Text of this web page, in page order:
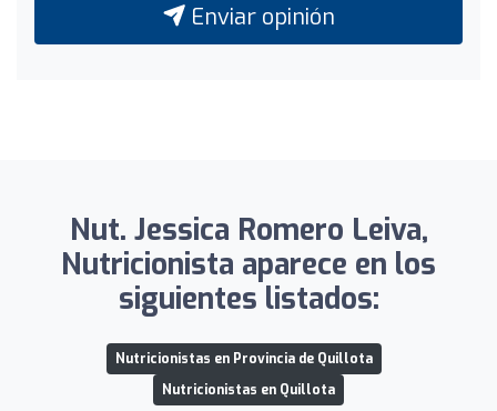
Enviar opinión
Nut. Jessica Romero Leiva,
Nutricionista aparece en los
siguientes listados:
Nutricionistas en Provincia de Quillota
Nutricionistas en Quillota